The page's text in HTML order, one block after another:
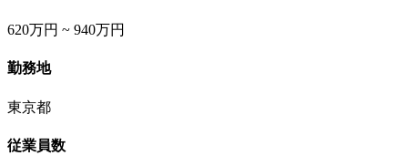
620万円 ~ 940万円
勤務地
東京都
従業員数